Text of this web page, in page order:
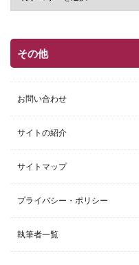
その他
お問い合わせ
サイトの紹介
サイトマップ
プライバシー・ポリシー
執筆者一覧